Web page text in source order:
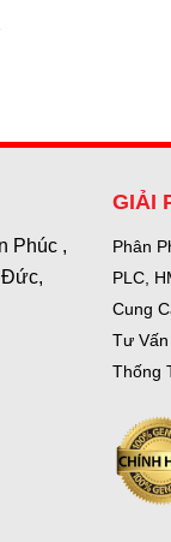
Phúc ,
Đức,
GIẢI
Phân
PLC,
Cung
Tư
Thống